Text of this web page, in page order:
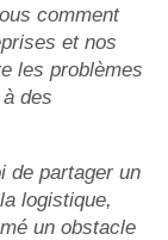
comment
et nos
les problèmes
des
de partager un
logistique,
un obstacle